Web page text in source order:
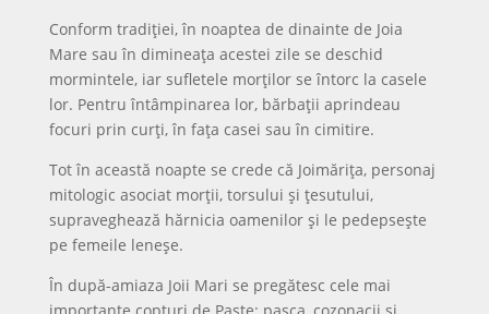
Conform tradiției, în noaptea de dinainte de Joia
Mare sau în dimineața acestei zile se deschid
mormintele, iar sufletele morților se întorc la casele
lor. Pentru întâmpinarea lor, bărbații aprindeau
focuri prin curți, în fața casei sau în cimitire.
Tot în această noapte se crede că Joimărița, personaj
mitologic asociat morții, torsului și țesutului,
supraveghează hărnicia oamenilor și le pedepsește
pe femeile leneșe.
În după-amiaza Joii Mari se pregătesc cele mai